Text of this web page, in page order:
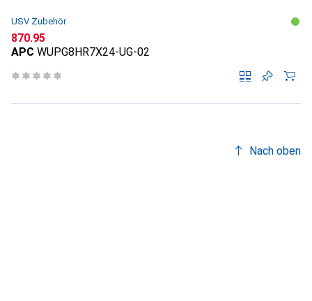
USV Zubehör
CHF
870.95
APC WUPG8HR7X24-UG-02
Nach oben